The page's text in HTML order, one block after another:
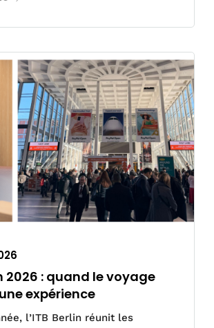
2026 : quand le voyage
expérience
l’ITB Berlin réunit les